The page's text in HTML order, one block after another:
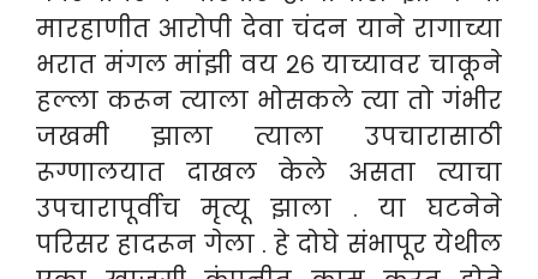
मारहाणीत आरोपी देवा चंदन याने रागाच्या
भरात मंगल मांझी वय २६ याच्यावर चाकूने
हल्ला करून त्याला भोसकले त्या तो गंभीर
जखमी झाला त्याला उपचारासाठी
रूग्णालयात दाखल केले असता त्याचा
उपचारापूर्वीच मृत्यू झाला . या घटनेने
परिसर हादरून गेला . हे दोघे संभापूर येथील